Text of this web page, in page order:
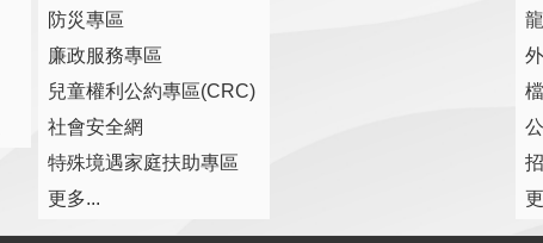
防災專區
廉政服務專區
兒童權利公約專區(CRC)
社會安全網
特殊境遇家庭扶助專區
更多...